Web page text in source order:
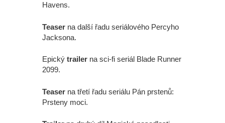
Havens.
Teaser na další řadu seriálového Percyho
Jacksona.
Epický trailer na sci-fi seriál Blade Runner
2099.
Teaser na třetí řadu seriálu Pán prstenů:
Prsteny moci.